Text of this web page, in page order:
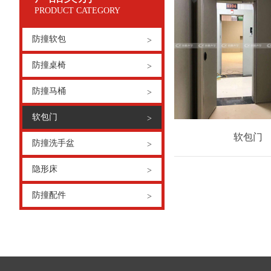
PRODUCT CATEGORY
防撞软包 >
防撞桌椅 >
防撞马桶 >
软包门 >
防撞洗手盆 >
隐形床 >
防撞配件 >
软包门